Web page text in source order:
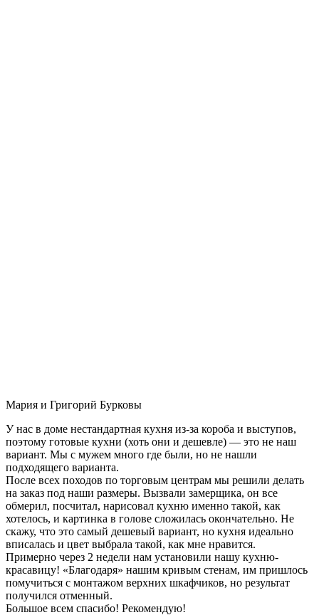
Мария и Григорий Бурковы
У нас в доме нестандартная кухня из-за короба и выступов,
поэтому готовые кухни (хоть они и дешевле) — это не наш
вариант. Мы с мужем много где были, но не нашли
подходящего варианта.
После всех походов по торговым центрам мы решили делать
на заказ под наши размеры. Вызвали замерщика, он все
обмерил, посчитал, нарисовал кухню именно такой, как
хотелось, и картинка в голове сложилась окончательно. Не
скажу, что это самый дешевый вариант, но кухня идеально
вписалась и цвет выбрала такой, как мне нравится.
Примерно через 2 недели нам установили нашу кухню-
красавицу! «Благодаря» нашим кривым стенам, им пришлось
помучиться с монтажом верхних шкафчиков, но результат
получился отменный.
Большое всем спасибо! Рекомендую!